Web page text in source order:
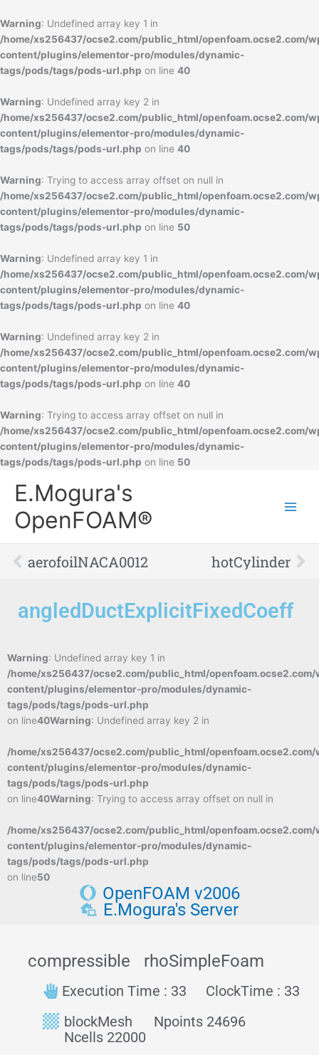
Warning: Undefined array key 1 in
/home/xs256437/ocse2.com/public_html/openfoam.ocse2.com/
content/plugins/elementor-pro/modules/dynamic-
tags/pods/tags/pods-url.php on line 40
Warning: Undefined array key 2 in
/home/xs256437/ocse2.com/public_html/openfoam.ocse2.com/
content/plugins/elementor-pro/modules/dynamic-
tags/pods/tags/pods-url.php on line 40
Warning: Trying to access array offset on null in
/home/xs256437/ocse2.com/public_html/openfoam.ocse2.com/
content/plugins/elementor-pro/modules/dynamic-
tags/pods/tags/pods-url.php on line 50
Warning: Undefined array key 1 in
/home/xs256437/ocse2.com/public_html/openfoam.ocse2.com/
content/plugins/elementor-pro/modules/dynamic-
tags/pods/tags/pods-url.php on line 40
Warning: Undefined array key 2 in
/home/xs256437/ocse2.com/public_html/openfoam.ocse2.com/
content/plugins/elementor-pro/modules/dynamic-
tags/pods/tags/pods-url.php on line 40
Warning: Trying to access array offset on null in
/home/xs256437/ocse2.com/public_html/openfoam.ocse2.com/
content/plugins/elementor-pro/modules/dynamic-
tags/pods/tags/pods-url.php on line 50
容
を
ス
キ
プ
E.Mogura's
OpenFOAM®
Prev
aerofoilNACA0012 hotCylinder
angledDuctExplicitFixedCoeff
Warning: Undefined array key 1 in
/home/xs256437/ocse2.com/public_html/openfoam.ocse2.com/
content/plugins/elementor-pro/modules/dynamic-
tags/pods/tags/pods-url.php
on line40Warning: Undefined array key 2 in
/home/xs256437/ocse2.com/public_html/openfoam.ocse2.com/
content/plugins/elementor-pro/modules/dynamic-
tags/pods/tags/pods-url.php
on line40Warning: Trying to access array offset on null in
/home/xs256437/ocse2.com/public_html/openfoam.ocse2.com/
content/plugins/elementor-pro/modules/dynamic-
tags/pods/tags/pods-url.php
on line50
OpenFOAM v2006
E.Mogura's Server
compressible rhoSimpleFoam
Execution Time : 33
ClockTime : 33
blockMesh
Npoints 24696
Ncells 22000